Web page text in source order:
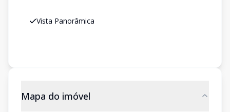
Vista Panorâmica
Mapa do imóvel